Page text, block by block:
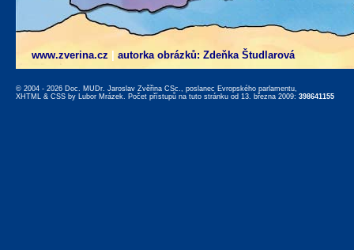
www.zverina.cz autorka obrázků: Zdeňka Študlarová
© 2004 - 2026 Doc. MUDr. Jaroslav Zvěřina CSc., poslanec Evropského parlamentu,
XHTML & CSS by Lubor Mrázek. Počet přístupů na tuto stránku od 13. března 2009: 398641155